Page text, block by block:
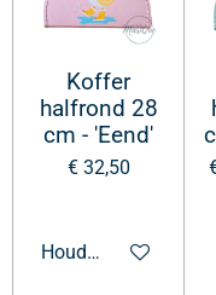
Koffer
halfrond 28
cm - 'Eend'
€ 32,50
Houd mij op de